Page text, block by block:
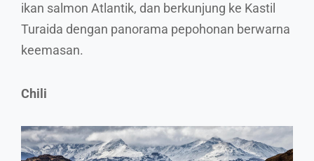
ikan salmon Atlantik, dan berkunjung ke Kastil
Turaida dengan panorama pepohonan berwarna
keemasan.
Chili